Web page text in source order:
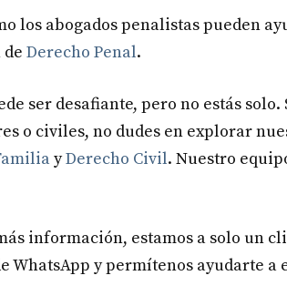
los abogados penalistas pueden
Derecho Penal.
ser desafiante, pero no estás solo.
o civiles, no dudes en explorar
yDerecho Civil. Nuestro
información, estamos a solo un
WhatsApp y permítenos ayudarte